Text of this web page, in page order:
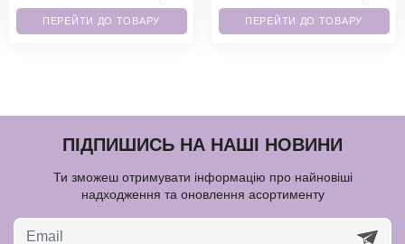
ПЕРЕЙТИ ДО ТОВАРУ ПЕРЕЙТИ ДО ТОВАРУ
ПІДПИШИСЬ НА НАШІ НОВИНИ
Ти зможеш отримувати інформацію про найновіші
надходження та оновлення асортименту